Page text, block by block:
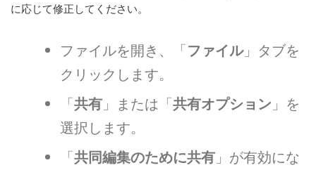
に応じて修正してください。
ファイルを開き、「ファイル」タブを
クリックします。
「共有 」または「共有オプション 」を
選択します。
「共同編集のために共有 」が有効にな